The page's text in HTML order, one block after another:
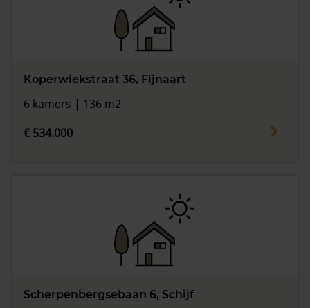
Koperwiekstraat 36, Fijnaart
6 kamers | 136 m2
€ 534.000
Scherpenbergsebaan 6, Schijf